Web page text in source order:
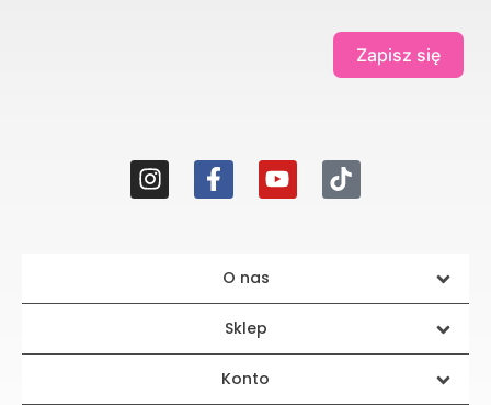
Zapisz się
O nas
Sklep
Konto